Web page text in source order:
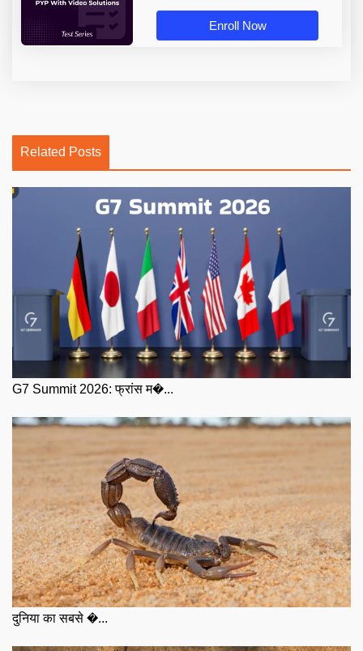
Enroll Now
Related Posts
G7 Summit 2026: फ्रांस म�...
दुनिया का सबसे �...